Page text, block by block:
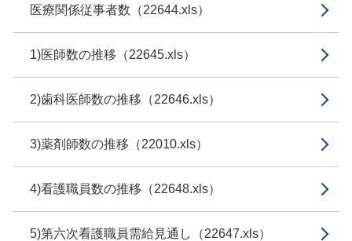
医療関係従事者数（22644.xls）
1)医師数の推移（22645.xls）
2)歯科医師数の推移（22646.xls）
3)薬剤師数の推移（22010.xls）
4)看護職員数の推移（22648.xls）
5)第六次看護職員需給見通し（22647.xls）